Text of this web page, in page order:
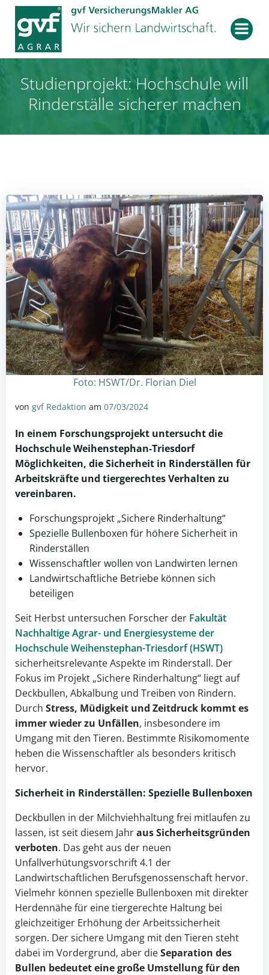
Zum
Inhalt
springen
Studienprojekt: Hochschule will
Rinderställe sicherer machen
Foto: HSWT/Dr. Florian Diel
von gvf Redaktion am 07/03/2024
In einem Forschungsprojekt untersucht die
Hochschule Weihenstephan-Triesdorf
Möglichkeiten, die Sicherheit in Rinderställen für
Arbeitskräfte und tiergerechtes Verhalten zu
vereinbaren.
Forschungsprojekt „Sichere Rinderhaltung“
Spezielle Bullenboxen für höhere Sicherheit in
Rinderställen
Wissenschaftler wollen von Landwirten lernen
Landwirtschaftliche Betriebe können sich
beteiligen
Seit Herbst untersuchen Forscher der Fakultät
Nachhaltige Agrar- und Energiesysteme der
Hochschule Weihenstephan-Triesdorf (HSWT)
sicherheitsrelevante Aspekte im Rinderstall. Der
Fokus im Projekt „Sichere Rinderhaltung“ liegt auf
Deckbullen, Abkalbung und Treiben von Rindern.
Durch Stress, Müdigkeit und Zeitdruck kommt es
immer wieder zu Unfällen, insbesondere im
Umgang mit den Tieren. Bestimmte Risikomomente
heben die Wissenschaftler als besonders kritisch
hervor.
Sicherheit in Rinderställen: Spezielle Bullenboxen
Deckbullen in der Milchviehhaltung frei mitlaufen zu
lassen, ist seit diesem Jahraus Sicherheitsgründen
verboten. Das geht aus der neuen
Unfallverhütungsvorschrift 4.1 der
Landwirtschaftlichen Berufsgenossenschaft hervor.
Vielmehr können spezielle Bullenboxen mit direkter
Herdennähe für eine tiergerechte Haltung bei
gleichzeitiger Erhöhung der Arbeitssicherheit
sorgen. Der sichere Umgang mit den Tieren steht
dabei im Vordergrund, aber dieSeparation des
Bullen bedeutet eine große Umstellung für den